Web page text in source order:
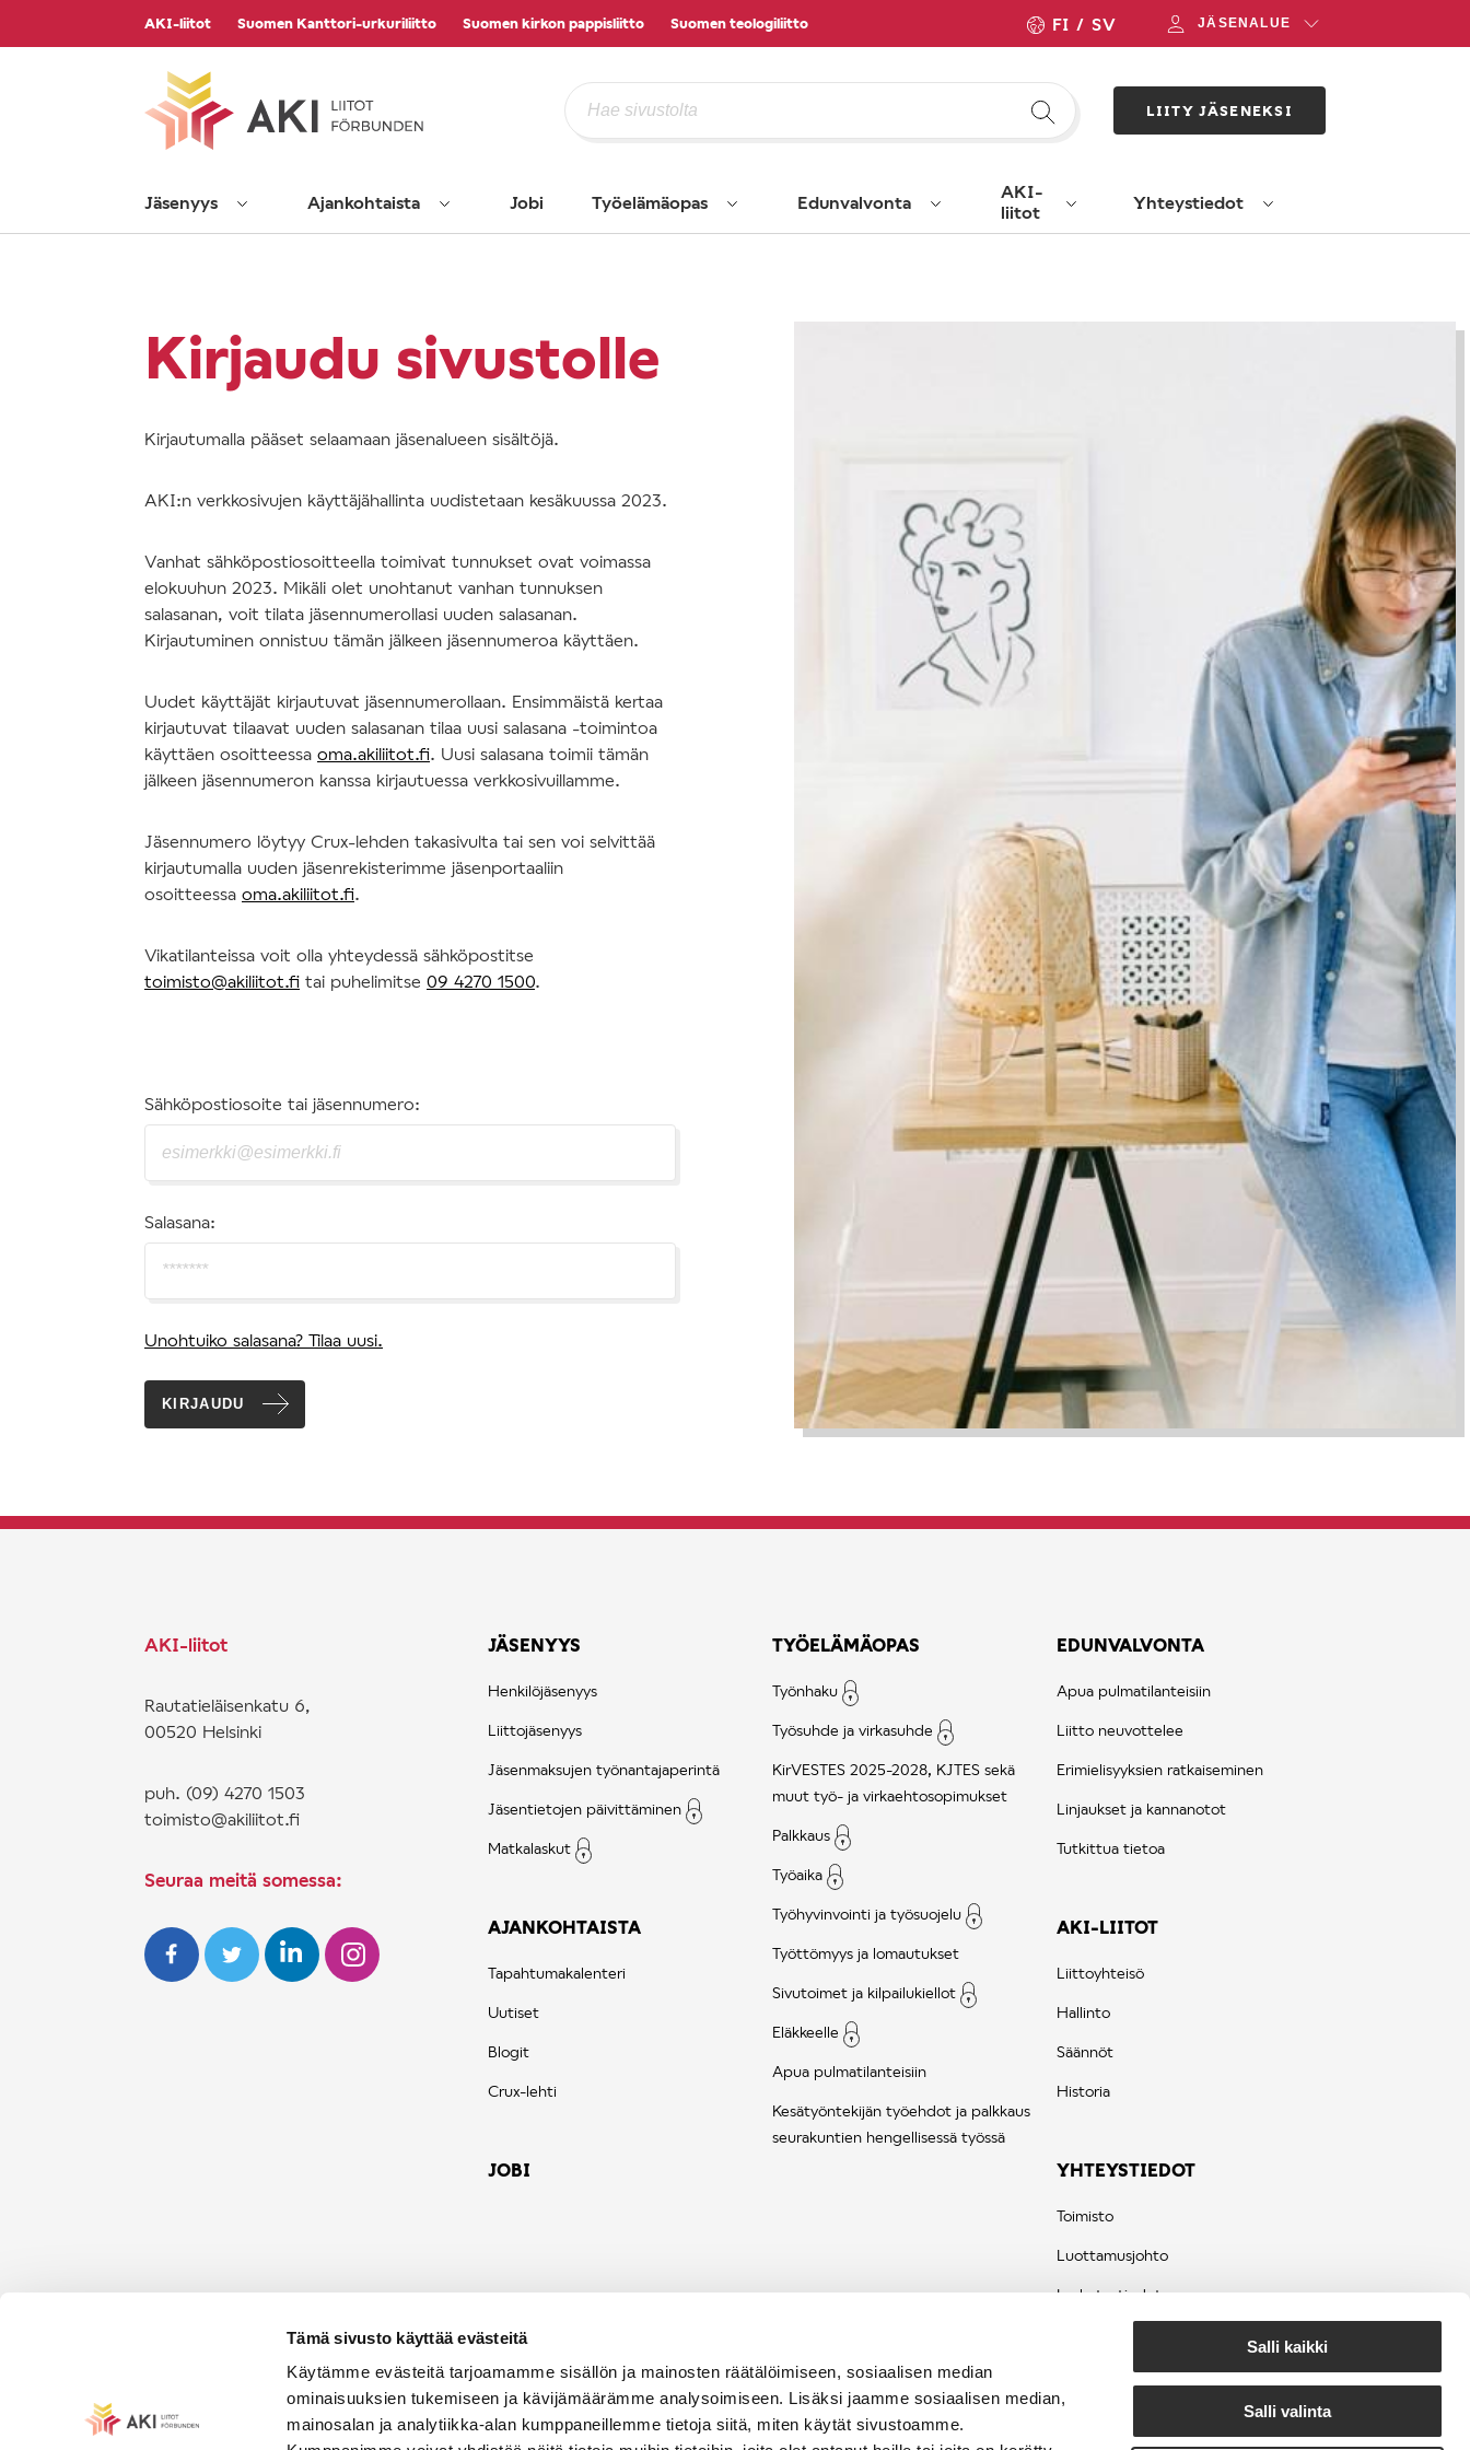
Tämä sivusto käyttää evästeitä
Käytämme evästeitä tarjoamamme sisällön ja mainosten räätälöimiseen, sosiaalisen median
ominaisuuksien tukemiseen ja kävijämäärämme analysoimiseen. Lisäksi jaamme sosiaalisen median,
mainosalan ja analytiikka-alan kumppaneillemme tietoja siitä, miten käytät sivustoamme.
Salli kaikki
Salli valinta
AKI-liitot Suomen Kanttori-urkuriliitto Suomen kirkon pappisliitto Suomen teologiliitto FI SV JÄSENALUE
LIITY JÄSENEKSI
Jäsenyys Ajankohtaista Jobi Työelämäopas Edunvalvonta
AKI-
liitot
Yhteystiedot
Kirjaudu sivustolle
Kirjautumalla pääset selaamaan jäsenalueen sisältöjä.
AKI:n verkkosivujen käyttäjähallinta uudistetaan kesäkuussa 2023.
Vanhat sähköpostiosoitteella toimivat tunnukset ovat voimassa
elokuuhun 2023. Mikäli olet unohtanut vanhan tunnuksen
salasanan, voit tilata jäsennumerollasi uuden salasanan.
Kirjautuminen onnistuu tämän jälkeen jäsennumeroa käyttäen.
Uudet käyttäjät kirjautuvat jäsennumerollaan. Ensimmäistä kertaa
kirjautuvat tilaavat uuden salasanan tilaa uusi salasana -toimintoa
käyttäen osoitteessa oma.akiliitot.fi. Uusi salasana toimii tämän
jälkeen jäsennumeron kanssa kirjautuessa verkkosivuillamme.
Jäsennumero löytyy Crux-lehden takasivulta tai sen voi selvittää
kirjautumalla uuden jäsenrekisterimme jäsenportaaliin
osoitteessa oma.akiliitot.fi.
Vikatilanteissa voit olla yhteydessä sähköpostitse
toimisto@akiliitot.fi tai puhelimitse 09 4270 1500.
Sähköpostiosoite tai jäsennumero:
Salasana:
Unohtuiko salasana? Tilaa uusi.
KIRJAUDU
AKI-liitot
Rautatieläisenkatu 6,
00520 Helsinki
puh. (09) 4270 1503
toimisto@akiliitot.fi
Seuraa meitä somessa:
JÄSENYYS
Henkilöjäsenyys
Liittojäsenyys
Jäsenmaksujen työnantajaperintä
Jäsentietojen päivittäminen
Matkalaskut
AJANKOHTAISTA
Tapahtumakalenteri
Uutiset
Blogit
Crux-lehti
JOBI
TYÖELÄMÄOPAS
Työnhaku
Työsuhde ja virkasuhde
KirVESTES 2025-2028, KJTES sekä
muut työ- ja virkaehtosopimukset
Palkkaus
Työaika
Työhyvinvointi ja työsuojelu
Työttömyys ja lomautukset
Sivutoimet ja kilpailukiellot
Eläkkeelle
Apua pulmatilanteisiin
Kesätyöntekijän työehdot ja palkkaus
seurakuntien hengellisessä työssä
EDUNVALVONTA
Apua pulmatilanteisiin
Liitto neuvottelee
Erimielisyyksien ratkaiseminen
Linjaukset ja kannanotot
Tutkittua tietoa
AKI-LIITOT
Liittoyhteisö
Hallinto
Säännöt
Historia
YHTEYSTIEDOT
Toimisto
Luottamusjohto
Laskutustiedot